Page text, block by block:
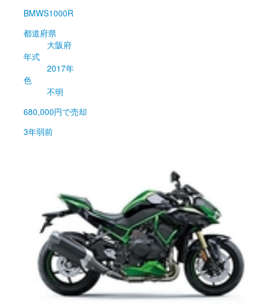
BMWS1000R
都道府県
大阪府
年式
2017年
色
不明
680,000円で売却
3年弱前